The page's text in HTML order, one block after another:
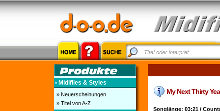
• Midifiles & Styles
» Neuerscheinungen
» Titel von A-Z
My Next Thirty
Songlänge: 03:21 /